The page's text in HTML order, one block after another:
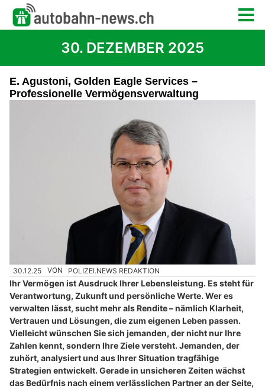
30. DEZEMBER 2025
E. Agustoni, Golden Eagle Services –
Professionelle Vermögensverwaltung
30.12.25 VON POLIZEI.NEWS REDAKTION
Ihr Vermögen ist Ausdruck Ihrer Lebensleistung. Es steht für
Verantwortung, Zukunft und persönliche Werte. Wer es
verwalten lässt, sucht mehr als Rendite – nämlich Klarheit,
Vertrauen und Lösungen, die zum eigenen Leben passen.
Vielleicht wünschen Sie sich jemanden, der nicht nur Ihre
Zahlen kennt, sondern Ihre Ziele versteht. Jemanden, der
zuhört, analysiert und aus Ihrer Situation tragfähige
Strategien entwickelt. Gerade in unsicheren Zeiten wächst
das Bedürfnis nach einem verlässlichen Partner an der Seite,